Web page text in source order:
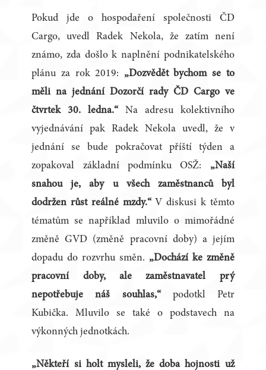
Pokud jde o hospodaření společnosti ČD
Cargo, uvedl Radek Nekola, že zatím není
známo, zda došlo k naplnění podnikatelského
plánu za rok 2019: „Dozvědět bychom se to
měli na jednání Dozorčí rady ČD Cargo ve
čtvrtek 30. ledna.“ Na adresu kolektivního
vyjednávání pak Radek Nekola uvedl, že v
jednání se bude pokračovat příští týden a
zopakoval základní podmínku OSŽ: „Naší
snahou je, aby u všech zaměstnanců byl
dodržen růst reálné mzdy.“ V diskusi k těmto
tématům se například mluvilo o mimořádné
změně GVD (změně pracovní doby) a jejím
dopadu do rozvrhu směn. „Dochází ke změně
pracovní doby, ale zaměstnavatel prý
nepotřebuje náš souhlas,“podotkl Petr
Kubička. Mluvilo se také o podstavech na
výkonných jednotkách.
„Někteří si holt mysleli, že doba hojnosti už